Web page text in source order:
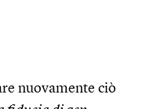
nuovamente ciò